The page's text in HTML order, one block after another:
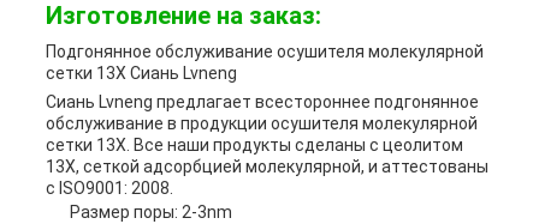
Изготовление на заказ:
Подгонянное обслуживание осушителя молекулярной
сетки 13X Сиань Lvneng
Сиань Lvneng предлагает всестороннее подгонянное
обслуживание в продукции осушителя молекулярной
сетки 13X. Все наши продукты сделаны с цеолитом
13X, сеткой адсорбцией молекулярной, и аттестованы
с ISO9001: 2008.
Размер поры: 2-3nm